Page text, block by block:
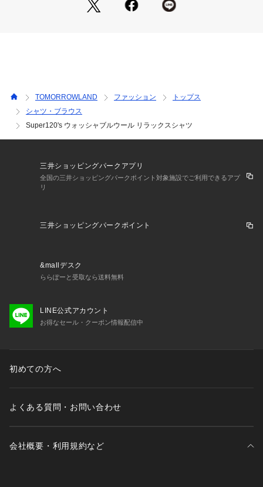
※商品の色味は、商品単体または素材アップ画像をご確認くだ
TOMORROWLAND ファッション
トップス
シャツ・ブラウス
Super120's ウォッシャブルウール リラックスシャツ
三井ショッピングパークアプリ
全国の三井ショッピングパークポイント対象施設でご利用できるアプ
リ
三井ショッピングパークポイント
&mallデスク
ららぽーと受取なら送料無料
LINE公式アカウント
お得なセール・クーポン情報配信中
初めての方へ
よくある質問・お問い合わせ
会社概要・利用規約など